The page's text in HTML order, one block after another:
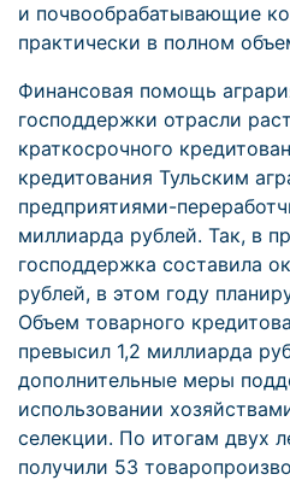
и почвообрабатывающие
практически в полном
Финансовая помощь
господдержки отрасли
краткосрочного
кредитования Тульским
предприятиями-
миллиарда рублей. Так, в
господдержка составила
рублей, в этом году
Объем товарного
превысил 1,2 миллиарда
дополнительные меры
использовании
селекции. По итогам двух
получили 53